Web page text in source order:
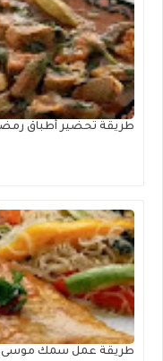
طريقة تحضير أطباق
طريقة عمل سمك موسى